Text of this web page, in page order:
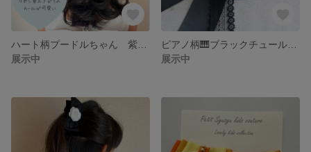
展示中
展示中